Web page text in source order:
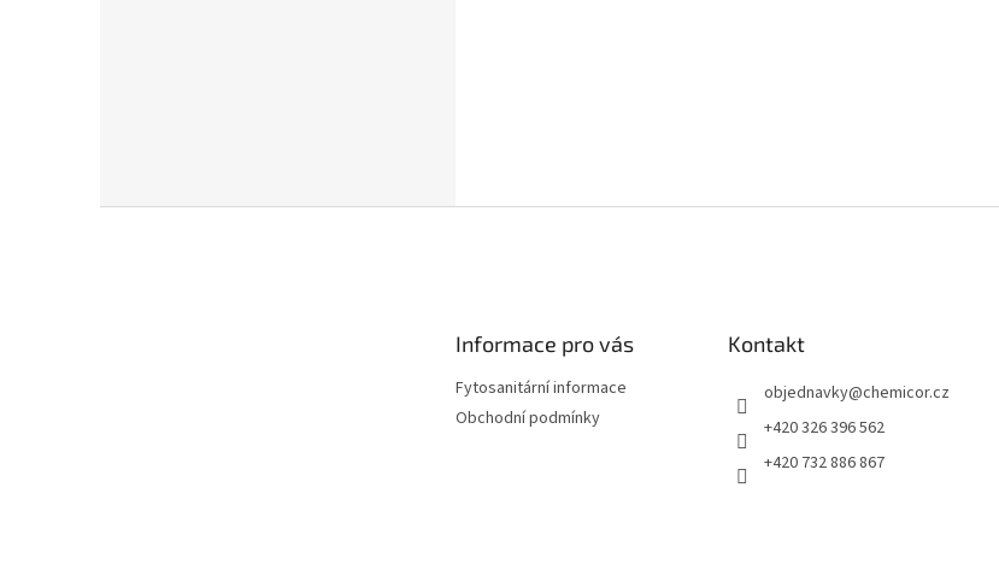
Informace pro vás
Fytosanitární informace
Obchodní podmínky
Kontakt
objednavky@chemicor.cz
+420 326 396 562
+420 732 886 867